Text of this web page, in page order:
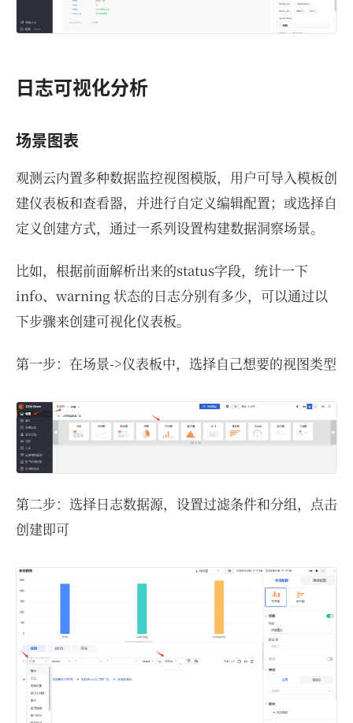
日志可视化分析
场景图表
观测云内置多种数据监控视图模版，用户可导入模板创
建仪表板和查看器，并进行自定义编辑配置；或选择自
定义创建方式，通过一系列设置构建数据洞察场景。
比如，根据前面解析出来的status字段，统计一下
info、warning 状态的日志分别有多少，可以通过以
下步骤来创建可视化仪表板。
第一步：在场景->仪表板中，选择自己想要的视图类型
第二步：选择日志数据源，设置过滤条件和分组，点击
创建即可